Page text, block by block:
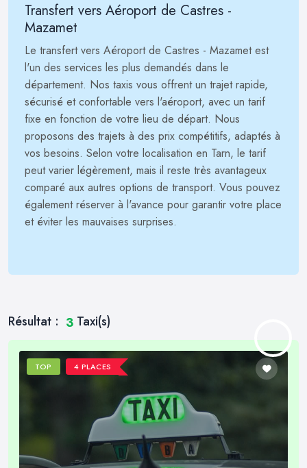
Transfert vers Aéroport de Castres -
Mazamet
Le transfert vers Aéroport de Castres - Mazamet est
l'un des services les plus demandés dans le
département. Nos taxis vous offrent un trajet rapide,
sécurisé et confortable vers l'aéroport, avec un tarif
fixe en fonction de votre lieu de départ. Nous
proposons des trajets à des prix compétitifs, adaptés à
vos besoins. Selon votre localisation en Tarn, le tarif
peut varier légèrement, mais il reste très avantageux
comparé aux autres options de transport. Vous pouvez
également réserver à l'avance pour garantir votre place
et éviter les mauvaises surprises.
Résultat : 3 Taxi(s)
TOP 4 PLACES